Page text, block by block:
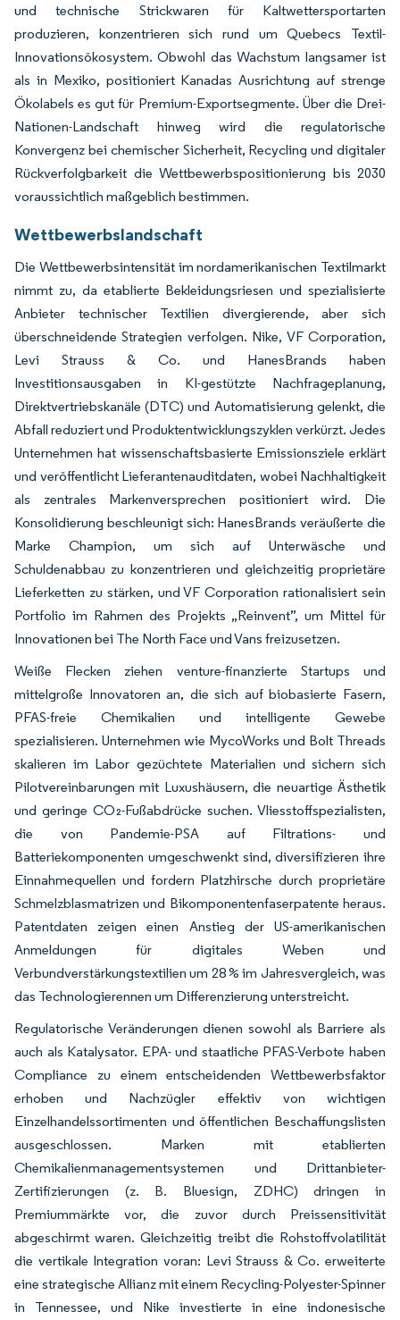
und technische Strickwaren für Kaltwettersportarten
produzieren, konzentrieren sich rund um Quebecs Textil-
Innovationsökosystem. Obwohl das Wachstum langsamer ist
als in Mexiko, positioniert Kanadas Ausrichtung auf strenge
Ökolabels es gut für Premium-Exportsegmente. Über die Drei-
Nationen-Landschaft hinweg wird die regulatorische
Konvergenz bei chemischer Sicherheit, Recycling und digitaler
Rückverfolgbarkeit die Wettbewerbspositionierung bis 2030
voraussichtlich maßgeblich bestimmen.
Wettbewerbslandschaft
Die Wettbewerbsintensität im nordamerikanischen Textilmarkt
nimmt zu, da etablierte Bekleidungsriesen und spezialisierte
Anbieter technischer Textilien divergierende, aber sich
überschneidende Strategien verfolgen. Nike, VF Corporation,
Levi Strauss & Co. und HanesBrands haben
Investitionsausgaben in KI-gestützte Nachfrageplanung,
Direktvertriebskanäle (DTC) und Automatisierung gelenkt, die
Abfall reduziert und Produktentwicklungszyklen verkürzt. Jedes
Unternehmen hat wissenschaftsbasierte Emissionsziele erklärt
und veröffentlicht Lieferantenauditdaten, wobei Nachhaltigkeit
als zentrales Markenversprechen positioniert wird. Die
Konsolidierung beschleunigt sich: HanesBrands veräußerte die
Marke Champion, um sich auf Unterwäsche und
Schuldenabbau zu konzentrieren und gleichzeitig proprietäre
Lieferketten zu stärken, und VF Corporation rationalisiert sein
Portfolio im Rahmen des Projekts „Reinvent”, um Mittel für
Innovationen bei The North Face und Vans freizusetzen.
Weiße Flecken ziehen venture-finanzierte Startups und
mittelgroße Innovatoren an, die sich auf biobasierte Fasern,
PFAS-freie Chemikalien und intelligente Gewebe
spezialisieren. Unternehmen wie MycoWorks und Bolt Threads
skalieren im Labor gezüchtete Materialien und sichern sich
Pilotvereinbarungen mit Luxushäusern, die neuartige Ästhetik
und geringe CO₂-Fußabdrücke suchen. Vliesstoffspezialisten,
die von Pandemie-PSA auf Filtrations- und
Batteriekomponenten umgeschwenkt sind, diversifizieren ihre
Einnahmequellen und fordern Platzhirsche durch proprietäre
Schmelzblasmatrizen und Bikomponentenfaserpatente heraus.
Patentdaten zeigen einen Anstieg der US-amerikanischen
Anmeldungen für digitales Weben und
Verbundverstärkungstextilien um 28 % im Jahresvergleich, was
das Technologierennen um Differenzierung unterstreicht.
Regulatorische Veränderungen dienen sowohl als Barriere als
auch als Katalysator. EPA- und staatliche PFAS-Verbote haben
Compliance zu einem entscheidenden Wettbewerbsfaktor
erhoben und Nachzügler effektiv von wichtigen
Einzelhandelssortimenten und öffentlichen Beschaffungslisten
ausgeschlossen. Marken mit etablierten
Chemikalienmanagementsystemen und Drittanbieter-
Zertifizierungen (z. B. Bluesign, ZDHC) dringen in
Premiummärkte vor, die zuvor durch Preissensitivität
abgeschirmt waren. Gleichzeitig treibt die Rohstoffvolatilität
die vertikale Integration voran: Levi Strauss & Co. erweiterte
eine strategische Allianz mit einem Recycling-Polyester-Spinner
in Tennessee, und Nike investierte in eine indonesische